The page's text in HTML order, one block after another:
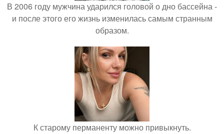
В 2006 году мужчина ударился головой о дно бассейна -
и после этого его жизнь изменилась самым странным
образом.
К старому перманенту можно привыкнуть.